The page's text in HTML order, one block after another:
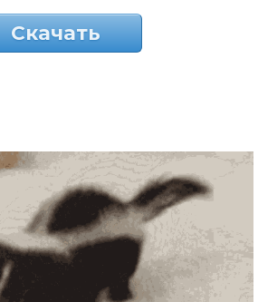
Скачать